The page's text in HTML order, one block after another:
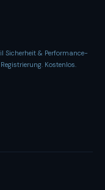
Sicherheit & Performance-
Kostenlos.